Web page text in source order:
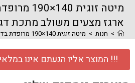
מיטה
ארגז מצעים משולב מתכת
> חנות > מיטה זוגית 140×190 מרופדת בד קטיפתי עם ארגז מצעים משולב מתכת דגם מרטין-אבן
!!! המוצר אליו הגעתם אינו